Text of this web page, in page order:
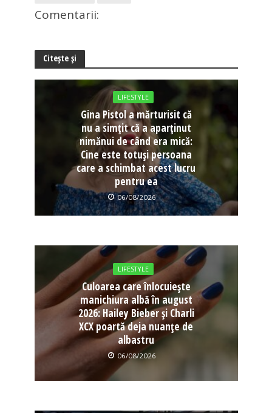
Comentarii:
Citește și
LIFESTYLE
Gina Pistol a mărturisit că
nu a simțit că a aparținut
nimănui de când era mică:
Cine este totuși persoana
care a schimbat acest lucru
pentru ea
06/08/2026
LIFESTYLE
Culoarea care înlocuiește
manichiura albă în august
2026: Hailey Bieber și Charli
XCX poartă deja nuanțe de
albastru
06/08/2026